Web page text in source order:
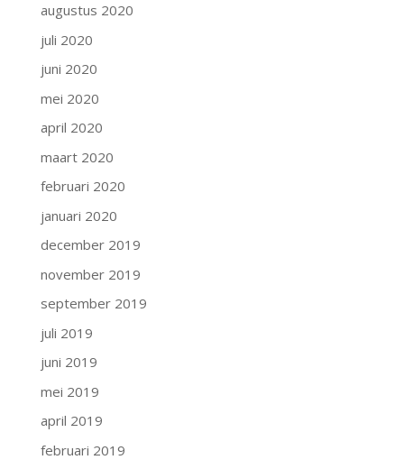
augustus 2020
juli 2020
juni 2020
mei 2020
april 2020
maart 2020
februari 2020
januari 2020
december 2019
november 2019
september 2019
juli 2019
juni 2019
mei 2019
april 2019
februari 2019